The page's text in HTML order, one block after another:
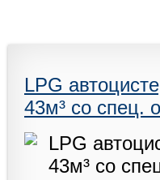
LPG
43м³ со спец.